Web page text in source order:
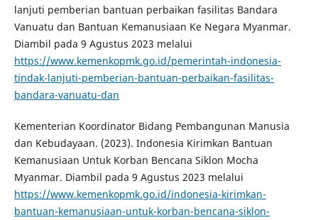
lanjuti pemberian bantuan perbaikan fasilitas Bandara
Vanuatu dan Bantuan Kemanusiaan Ke Negara Myanmar.
Diambil pada 9 Agustus 2023 melalui
https://www.kemenkopmk.go.id/pemerintah-indonesia-
tindak-lanjuti-pemberian-bantuan-perbaikan-fasilitas-
bandara-vanuatu-dan
Kementerian Koordinator Bidang Pembangunan Manusia
dan Kebudayaan. (2023). Indonesia Kirimkan Bantuan
Kemanusiaan Untuk Korban Bencana Siklon Mocha
Myanmar. Diambil pada 9 Agustus 2023 melalui
https://www.kemenkopmk.go.id/indonesia-kirimkan-
bantuan-kemanusiaan-untuk-korban-bencana-siklon-